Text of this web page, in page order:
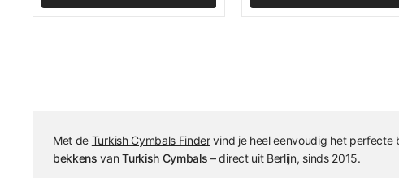
Met de Turkish Cymbals Findervind je heel eenvoudig het perfecte
bekkensvan Turkish Cymbals– direct uit Berlijn, sinds 2015.